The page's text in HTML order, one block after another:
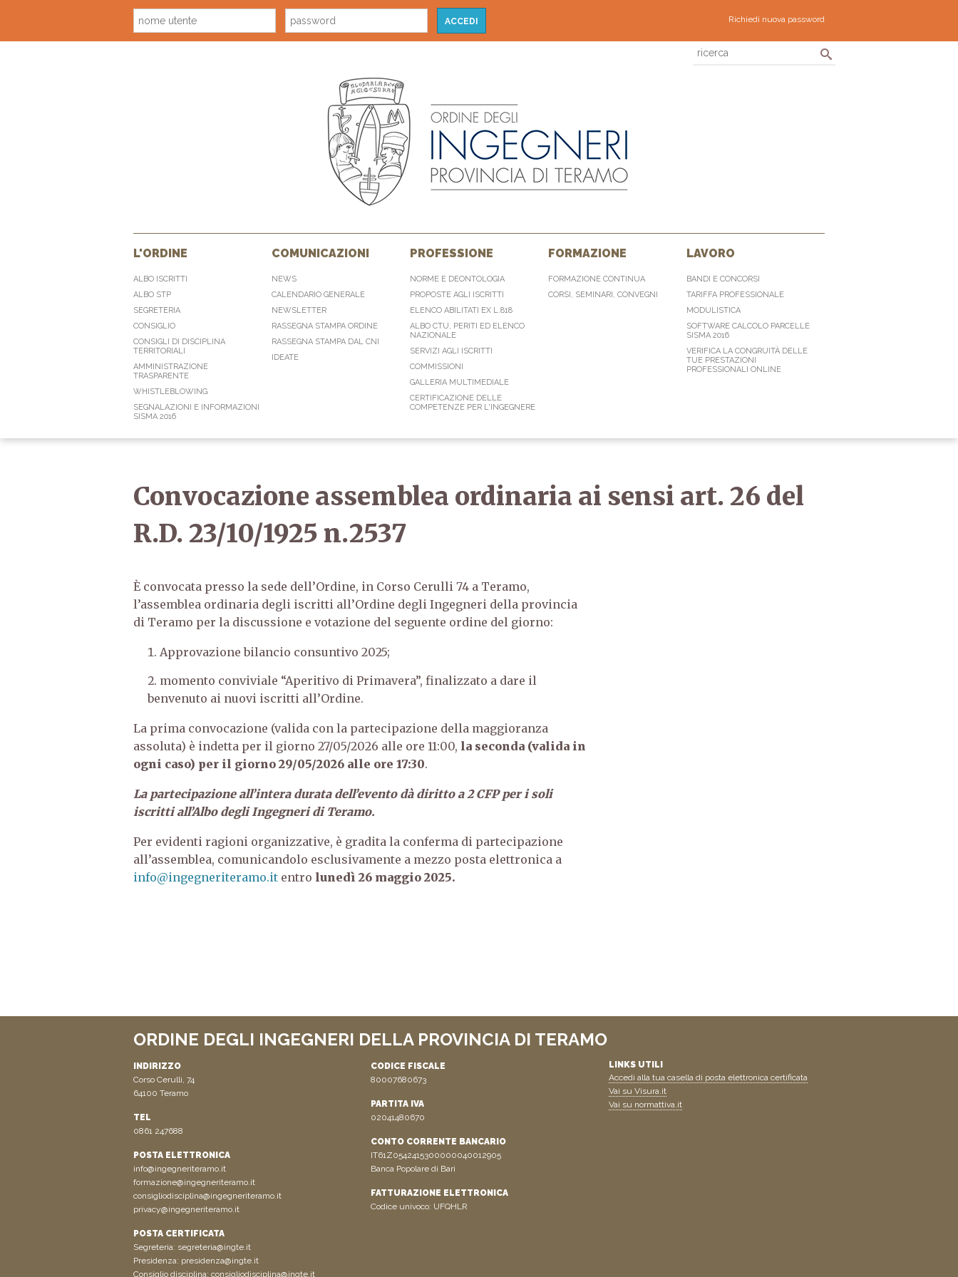
Richiedi nuova password
L'ORDINE
ALBO ISCRITTI
ALBO STP
SEGRETERIA
CONSIGLIO
CONSIGLI DI DISCIPLINA
TERRITORIALI
AMMINISTRAZIONE
TRASPARENTE
WHISTLEBLOWING
SEGNALAZIONI E INFORMAZIONI
SISMA 2016
COMUNICAZIONI
NEWS
CALENDARIO GENERALE
NEWSLETTER
RASSEGNA STAMPA ORDINE
RASSEGNA STAMPA DAL CNI
IDEATE
PROFESSIONE
NORME E DEONTOLOGIA
PROPOSTE AGLI ISCRITTI
ELENCO ABILITATI EX L.818
ALBO CTU, PERITI ED ELENCO
NAZIONALE
SERVIZI AGLI ISCRITTI
COMMISSIONI
GALLERIA MULTIMEDIALE
CERTIFICAZIONE DELLE
COMPETENZE PER L'INGEGNERE
FORMAZIONE
FORMAZIONE CONTINUA
CORSI, SEMINARI, CONVEGNI
LAVORO
BANDI E CONCORSI
TARIFFA PROFESSIONALE
MODULISTICA
SOFTWARE CALCOLO PARCELLE
SISMA 2016
VERIFICA LA CONGRUITÀ DELLE
TUE PRESTAZIONI
PROFESSIONALI ONLINE
Convocazione assemblea ordinaria ai sensi art. 26 del
R.D. 23/10/1925 n.2537
È convocata presso la sede dell’Ordine, in Corso Cerulli 74 a Teramo,
l’assemblea ordinaria degli iscritti all’Ordine degli Ingegneri della provincia
di Teramo per la discussione e votazione del seguente ordine del giorno:
Approvazione bilancio consuntivo 2025;
momento conviviale “Aperitivo di Primavera”, finalizzato a dare il
benvenuto ai nuovi iscritti all’Ordine.
La prima convocazione (valida con la partecipazione della maggioranza
assoluta) è indetta per il giorno 27/05/2026 alle ore 11:00, la seconda (valida in
ogni caso) per il giorno 29/05/2026 alle ore 17:30.
La partecipazione all’intera durata dell’evento dà diritto a 2 CFP per i soli
iscritti all’Albo degli Ingegneri di Teramo.
Per evidenti ragioni organizzative, è gradita la conferma di partecipazione
all’assemblea, comunicandolo esclusivamente a mezzo posta elettronica a
info@ingegneriteramo.it entro lunedì 26 maggio 2025.
ORDINE DEGLI INGEGNERI DELLA PROVINCIA DI TERAMO
INDIRIZZO
Corso Cerulli, 74
64100 Teramo
TEL
0861 247688
POSTA ELETTRONICA
info@ingegneriteramo.it
formazione@ingegneriteramo.it
consigliodisciplina@ingegneriteramo.it
privacy@ingegneriteramo.it
POSTA CERTIFICATA
Segreteria: segreteria@ingte.it
Presidenza: presidenza@ingte.it
Consiglio disciplina: consigliodisciplina@ingte.it
CODICE FISCALE
80007680673
PARTITA IVA
02041480670
CONTO CORRENTE BANCARIO
IT61Z0542415300000040012905
Banca Popolare di Bari
FATTURAZIONE ELETTRONICA
Codice univoco: UFQHLR
LINKS UTILI
Accedi alla tua casella di posta elettronica certificata
Vai su Visura.it
Vai su normattiva.it